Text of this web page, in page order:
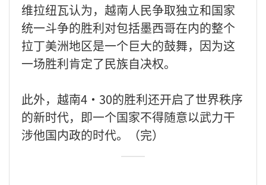
维拉纽瓦认为，越南人民争取独立和国家
统一斗争的胜利对包括墨西哥在内的整个
拉丁美洲地区是一个巨大的鼓舞，因为这
一场胜利肯定了民族自决权。
此外，越南4·30的胜利还开启了世界秩序
的新时代，即一个国家不得随意以武力干
涉他国内政的时代。（完）